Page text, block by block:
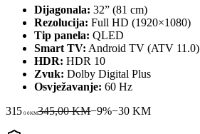
Dijagonala: 32” (81 cm)
Rezolucija: Full HD (1920×1080)
Tip panela: QLED
Smart TV: Android TV (ATV 11.0)
HDR: HDR 10
Zvuk: Dolby Digital Plus
Osvježavanje: 60 Hz
315 00KM345,00 KM−9%−30 KM